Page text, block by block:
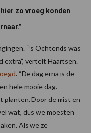
zo vroeg konden
“’s Ochtends was
extra”, vertelt Haartsen.
. “De dag erna is de
hele mooie dag.
planten. Door de mist en
wat, dus we moesten
Als we ze